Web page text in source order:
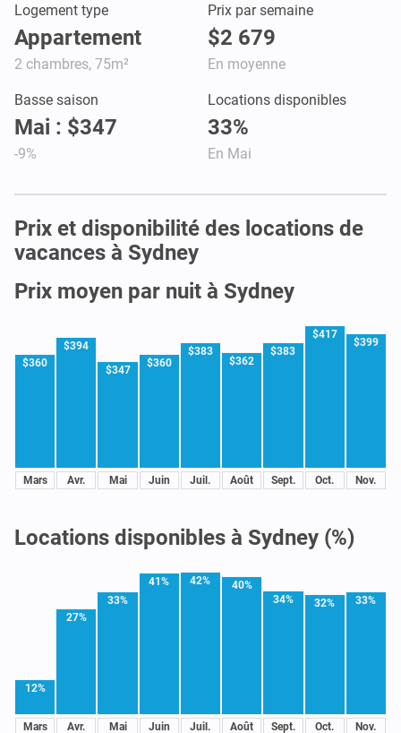
Logement type
Appartement
2 chambres, 75m²
Prix par semaine
$2 679
En moyenne
Basse saison
Mai : $347
-9%
Locations disponibles
33%
En Mai
Prix et disponibilité des locations de
vacances à Sydney
Prix moyen par nuit à Sydney
$360
Mars
$394
Avr.
$347
Mai
$360
Juin
$383
Juil.
$362
Août
$383
Sept.
$417
Oct.
$399
Nov.
Locations disponibles à Sydney (%)
12%
Mars
27%
Avr.
33%
Mai
41%
Juin
42%
Juil.
40%
Août
34%
Sept.
32%
Oct.
33%
Nov.